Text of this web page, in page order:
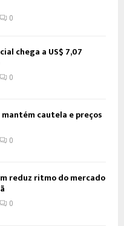
0
chega a US$ 7,07
0
cautela e preços
0
reduz ritmo do mercado
0